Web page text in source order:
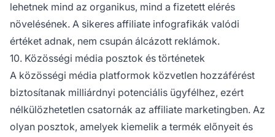
lehetnek mind az organikus, mind a fizetett elérés
növelésének. A sikeres affiliate infografikák valódi
értéket adnak, nem csupán álcázott reklámok.
10. Közösségi média posztok és történetek
A közösségi média platformok közvetlen hozzáférést
biztosítanak milliárdnyi potenciális ügyfélhez, ezért
nélkülözhetetlen csatornák az affiliate marketingben. Az
olyan posztok, amelyek kiemelik a termék előnyeit és